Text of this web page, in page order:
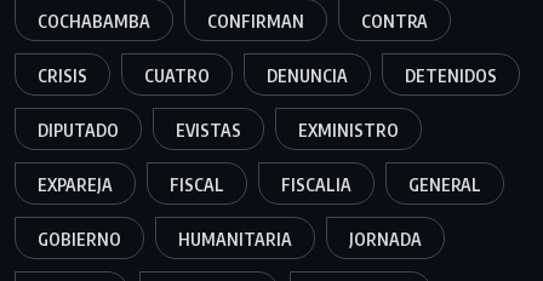
COCHABAMBA CONFIRMAN CONTRA
CRISIS CUATRO DENUNCIA DETENIDOS
DIPUTADO EVISTAS EXMINISTRO
EXPAREJA FISCAL FISCALIA GENERAL
GOBIERNO HUMANITARIA JORNADA